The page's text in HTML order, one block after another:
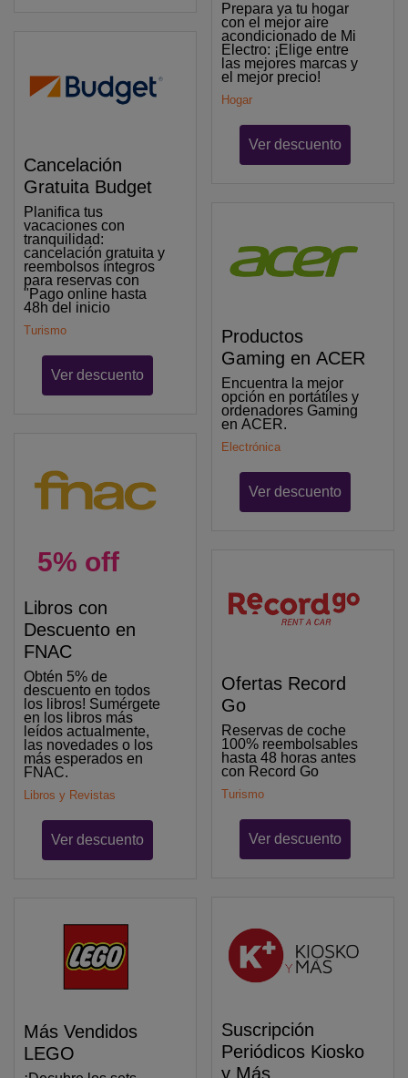
Cancelación
Gratuita Budget
Planifica tus
vacaciones con
tranquilidad:
cancelación gratuita y
reembolsos íntegros
para reservas con
"Pago online hasta
48h del inicio
Turismo
Ver descuento
5% off
Libros con
Descuento en
FNAC
Obtén 5% de
descuento en todos
los libros! Sumérgete
en los libros más
leídos actualmente,
las novedades o los
más esperados en
FNAC.
Libros y Revistas
Ver descuento
Más Vendidos
LEGO
Prepara ya tu hogar
con el mejor aire
acondicionado de Mi
Electro: ¡Elige entre
las mejores marcas y
el mejor precio!
Hogar
Ver descuento
Productos
Gaming en ACER
Encuentra la mejor
opción en portátiles y
ordenadores Gaming
en ACER.
Electrónica
Ver descuento
Ofertas Record
Go
Reservas de coche
100% reembolsables
hasta 48 horas antes
con Record Go
Turismo
Ver descuento
Suscripción
Periódicos Kiosko
y Más